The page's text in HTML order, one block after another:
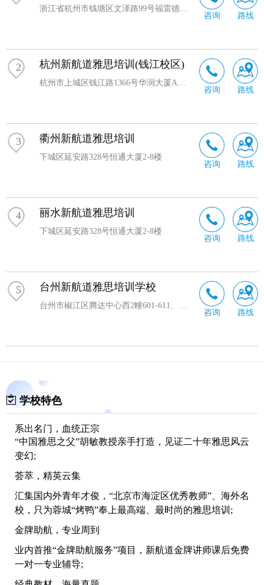
自 2004 年成立以来，经过十余年的发展，如今的新航道，
已助力万千青少年走出国门，步入剑桥大学、牛津大学、
学校、留学咨询、国际教育、在线教育、优加青少、图书
出版、家庭教育、国际游学、鲸航科技、英语能力发展研
究中心、全球胜任力研究中心等分支机构，在全球拥有 40
多家分校和 300 多个学习中心， 构建了一条完整的国际教
新航道鼎力支持共青团中央学校部主办的“习语金句· 百校
千言” ——当代书法名家进高校翰墨巡展活动和共青团中央
中国大学生“一带一路”暑期社会实践活动。
浙江省杭州市钱塘区文泽路99号福雷德广场F3
咨询 路线
2 杭州新航道雅思培训(钱江校区)
杭州市上城区钱江路1366号华润大厦A座1903室
咨询 路线
3 衢州新航道雅思培训
下城区延安路328号恒通大厦2-8楼
咨询 路线
4 丽水新航道雅思培训
下城区延安路328号恒通大厦2-8楼
咨询 路线
5 台州新航道雅思培训学校
台州市椒江区腾达中心西2幢601-611、622
咨询 路线
学校特色
系出名门，血统正宗
“中国雅思之父”胡敏教授亲手打造，见证二十年雅思风云
变幻;
荟萃，精英云集
汇集国内外青年才俊，“北京市海淀区优秀教师”、海外名
校，只为蓉城“烤鸭”奉上最高端、最时尚的雅思培训;
金牌助航，专业周到
业内首推“金牌助航服务”项目，新航道金牌讲师课后免费
一对一专业辅导;